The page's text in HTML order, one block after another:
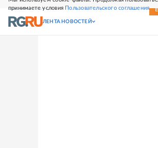
принимаете условия Пользовательского соглашения
СВЕЖИЙ НОМЕР
ЛЕНТА НОВОСТЕЙ